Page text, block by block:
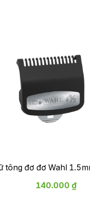
đơ đơ Wahl 1.5mm chính
hãng
140.000 ₫